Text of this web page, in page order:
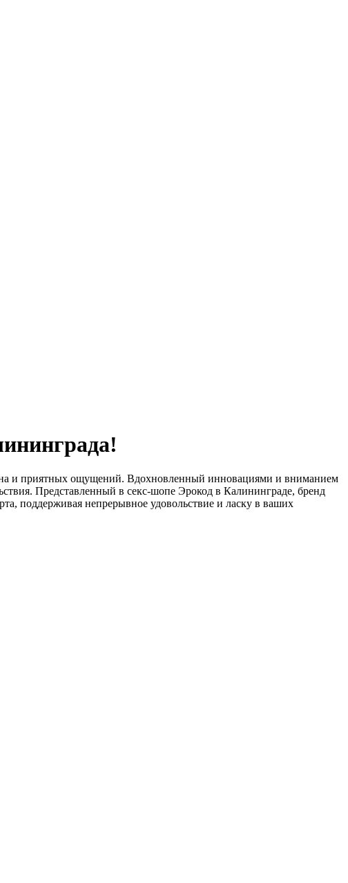
и приятных ощущений. Вдохновленный инновациями и вниманием
Представленный в секс-шопе Эрокод в Калининграде, бренд
поддерживая непрерывное удовольствие и ласку в ваших